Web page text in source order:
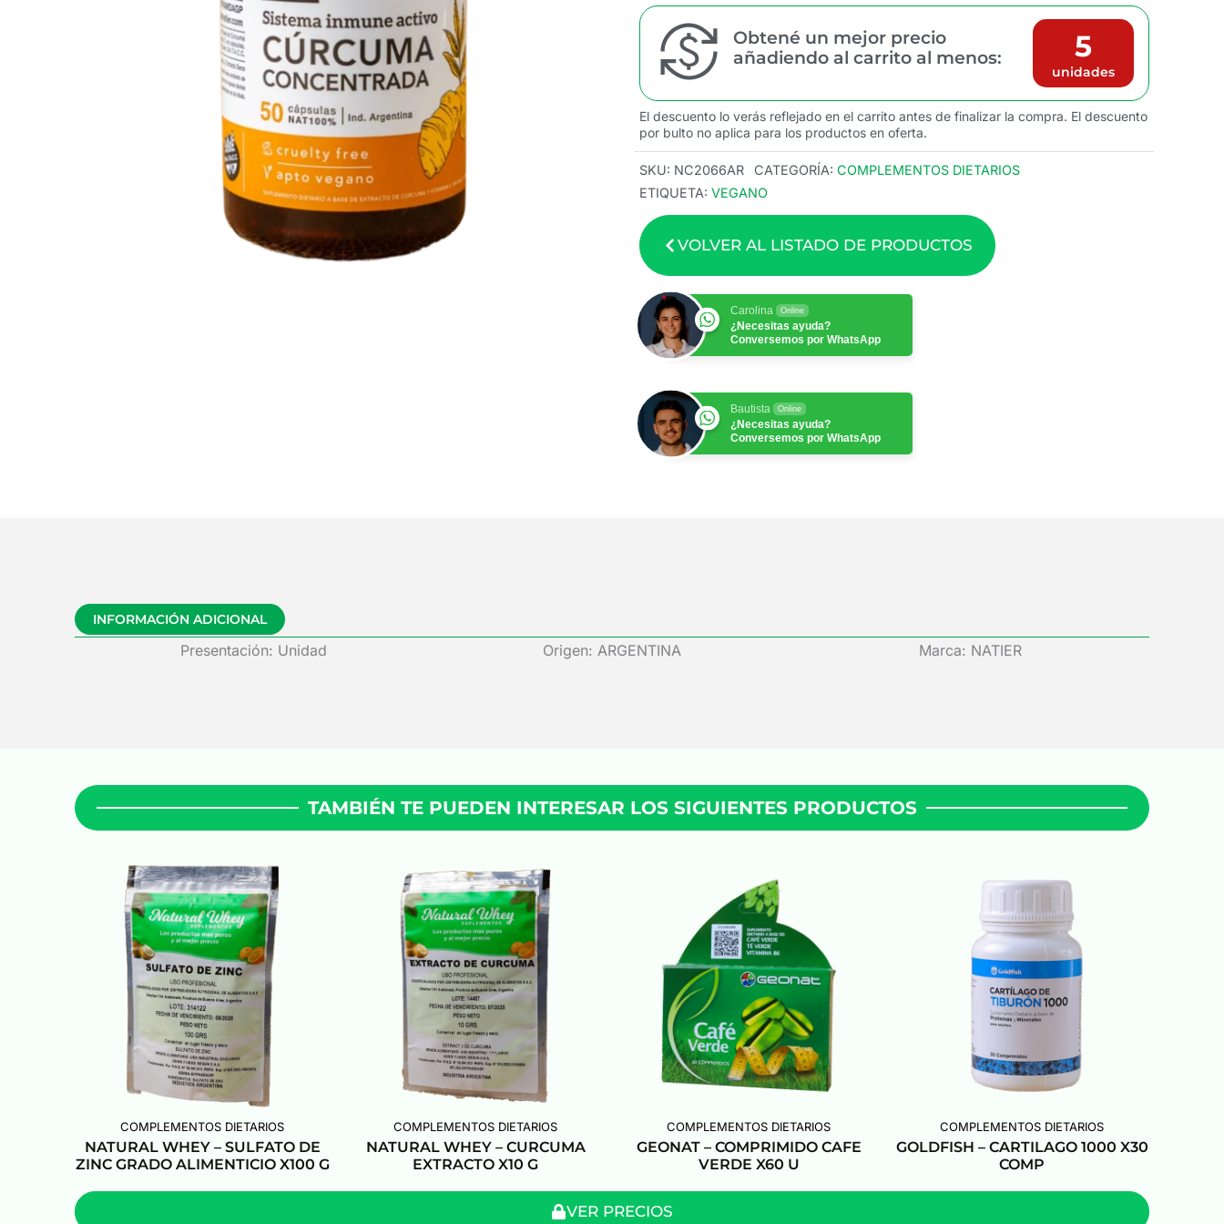
Obtené un mejor precio
añadiendo al carrito al menos:
5
unidades
El descuento lo verás reflejado en el carrito antes de finalizar la compra. El descuento
por bulto no aplica para los productos en oferta.
SKU: NC2066AR CATEGORÍA: COMPLEMENTOS DIETARIOS
ETIQUETA: VEGANO
VOLVER AL LISTADO DE PRODUCTOS
Carolina Online
¿Necesitas ayuda?
Conversemos por WhatsApp
Bautista Online
¿Necesitas ayuda?
Conversemos por WhatsApp
INFORMACIÓN ADICIONAL
Presentación: Unidad Origen: ARGENTINA Marca: NATIER
TAMBIÉN TE PUEDEN INTERESAR LOS SIGUIENTES PRODUCTOS
COMPLEMENTOS DIETARIOS
NATURAL WHEY – SULFATO DE
ZINC GRADO ALIMENTICIO X100 G
COMPLEMENTOS DIETARIOS
NATURAL WHEY – CURCUMA
EXTRACTO X10 G
COMPLEMENTOS DIETARIOS
GEONAT – COMPRIMIDO CAFE
VERDE X60 U
COMPLEMENTOS DIETARIOS
GOLDFISH – CARTILAGO 1000 X30
COMP
VER PRECIOS